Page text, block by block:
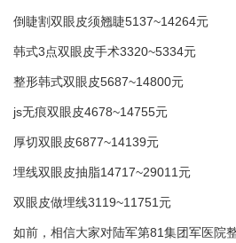
倒睫割双眼皮须翘睫5137~14264元
韩式3点双眼皮手术3320~5334元
整形韩式双眼皮5687~14800元
js无痕双眼皮4678~14755元
厚切双眼皮6877~14139元
埋线双眼皮抽脂14717~29011元
双眼皮做埋线3119~11751元
如前，相信大家对陆军第81集团军医院